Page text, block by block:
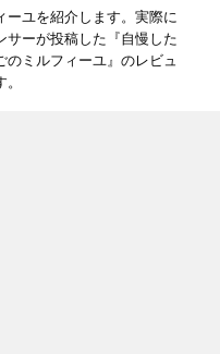
ーユを紹介します。実際に
サーが投稿した『自慢した
のミルフィーユ』のレビュ